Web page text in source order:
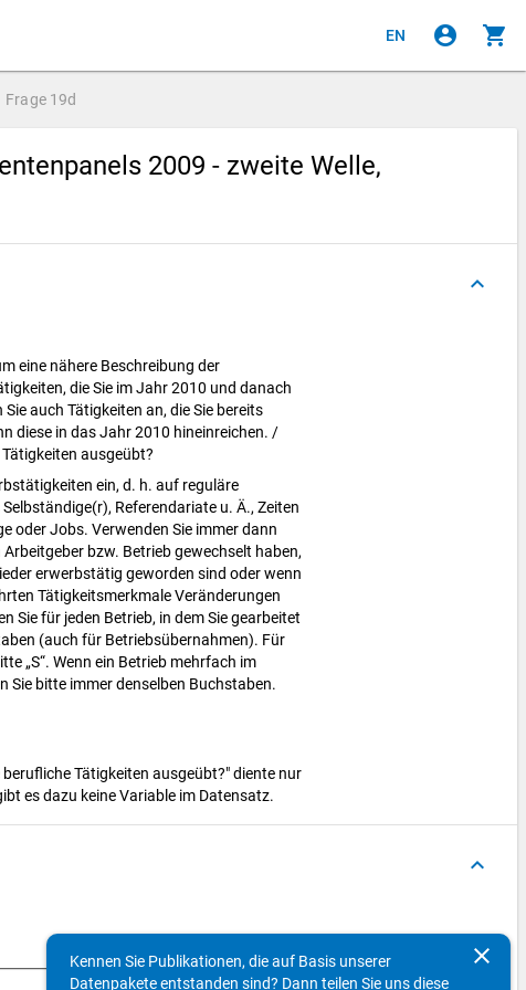
EN account_circle shopping_cart
Frage 19d
2009 - zweite Welle,
keyboard_arrow_up
eine nähere Beschreibung der
die Sie im Jahr 2010 und danach
auch Tätigkeiten an, die Sie bereits
diese in das Jahr 2010 hineinreichen. /
ausgeübt?
ein, d. h. auf reguläre
Referendariate u. Ä., Zeiten
oder Jobs. Verwenden Sie immer dann
Arbeitgeber bzw. Betrieb gewechselt haben,
erwerbstätig geworden sind oder wenn
Tätigkeitsmerkmale Veränderungen
Sie für jeden Betrieb, in dem Sie gearbeitet
(auch für Betriebsübernahmen). Für
„S“. Wenn ein Betrieb mehrfach im
Sie bitte immer denselben Buchstaben.
berufliche Tätigkeiten ausgeübt?" diente nur
es dazu keine Variable im Datensatz.
keyboard_arrow_up
clear
Kennen Sie Publikationen, die auf Basis unserer
Datenpakete entstanden sind? Dann teilen Sie uns diese